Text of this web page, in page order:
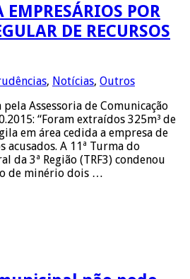
POR
DE RECURSOS
, Notícias, Outros
Assessoria de Comunicação
“Foram extraídos 325m³ de
em área cedida a empresa de
A 11ª Turma do
da 3ª Região (TRF3) condenou
de minério dois …